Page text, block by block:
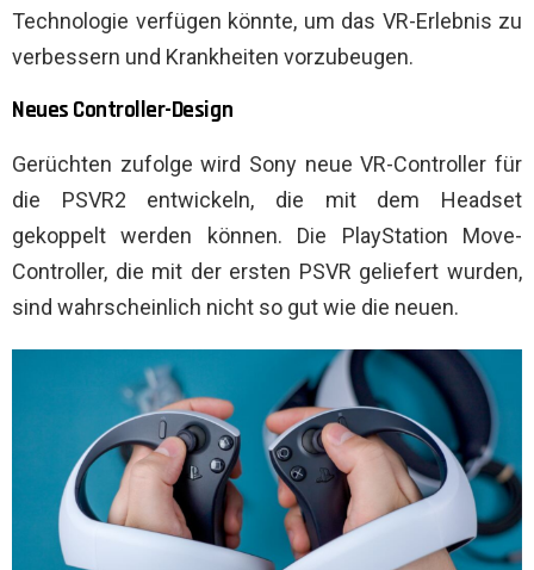
Technologie verfügen könnte, um das VR-Erlebnis zu
verbessern und Krankheiten vorzubeugen.
Neues Controller-Design
Gerüchten zufolge wird Sony neue VR-Controller für
die PSVR2 entwickeln, die mit dem Headset
gekoppelt werden können. Die PlayStation Move-
Controller, die mit der ersten PSVR geliefert wurden,
sind wahrscheinlich nicht so gut wie die neuen.